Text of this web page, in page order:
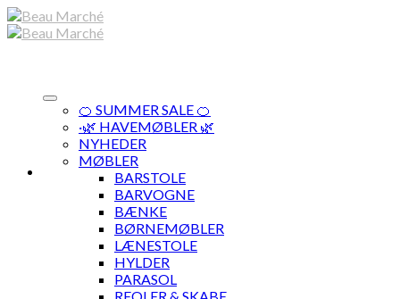
Skip
to
🍊 SUMMER SALE 🍊
·🌿 HAVEMØBLER 🌿
NYHEDER
MØBLER
BARSTOLE
BARVOGNE
BÆNKE
BØRNEMØBLER
LÆNESTOLE
HYLDER
PARASOL